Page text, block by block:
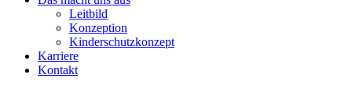
Leitbild
Konzeption
Kinderschutzkonzept
Karriere
Kontakt